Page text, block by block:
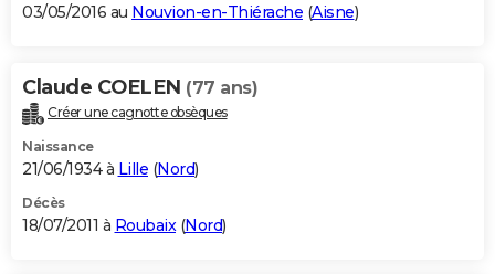
S'inscrire
Se connecter
Lycées
Collèges
Primaires
Universités
Entreprises
Service militaire
Avis de recherche
AVIS DE DÉCÈS
Bricolage
Lifestyle
Culture
Sport
Auto
Television
Voyage
Cinema
03/05/2016 au Nouvion-en-Thiérache (Aisne)
Claude COELEN (77 ans)
Créer une cagnotte obsèques
Naissance
21/06/1934 à Lille (Nord)
Décès
18/07/2011 à Roubaix(Nord)